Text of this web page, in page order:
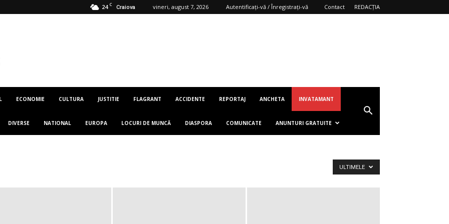
24 C Craiova vineri, august 7, 2026 Autentificați-vă / Înregistrați-vă Contact REDACȚIA
ECONOMIE CULTURA JUSTITIE FLAGRANT ACCIDENTE REPORTAJ ANCHETA INVATAMANT
DIVERSE NATIONAL EUROPA LOCURI DE MUNCĂ DIASPORA COMUNICATE ANUNTURI GRATUITE
ULTIMELE